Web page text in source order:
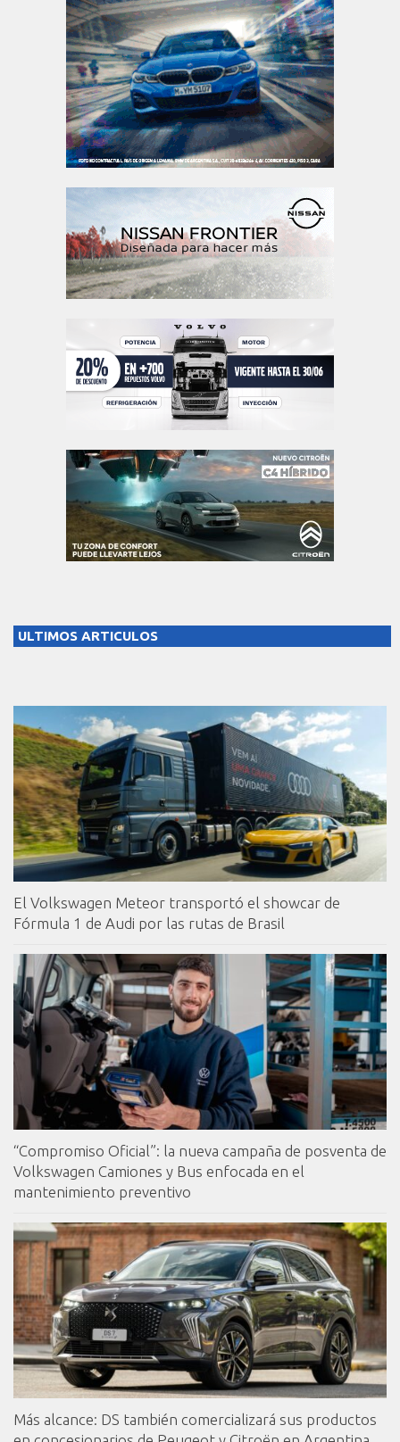
ULTIMOS ARTICULOS
El Volkswagen Meteor transportó el showcar de
Fórmula 1 de Audi por las rutas de Brasil
“Compromiso Oficial”: la nueva campaña de posventa de
Volkswagen Camiones y Bus enfocada en el
mantenimiento preventivo
Más alcance: DS también comercializará sus productos